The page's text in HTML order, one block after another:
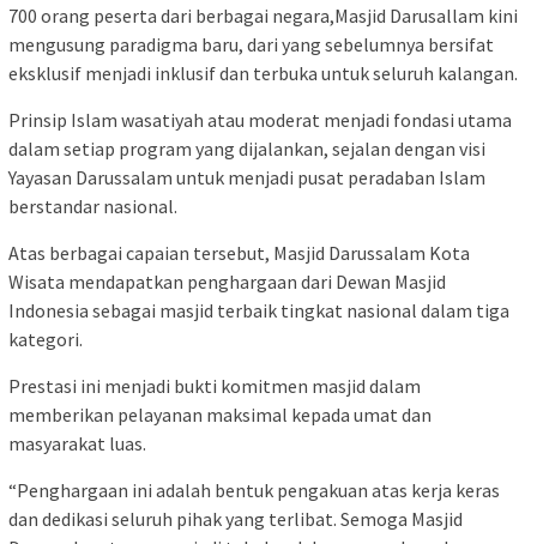
700 orang peserta dari berbagai negara,Masjid Darusallam kini
mengusung paradigma baru, dari yang sebelumnya bersifat
eksklusif menjadi inklusif dan terbuka untuk seluruh kalangan.
Prinsip Islam wasatiyah atau moderat menjadi fondasi utama
dalam setiap program yang dijalankan, sejalan dengan visi
Yayasan Darussalam untuk menjadi pusat peradaban Islam
berstandar nasional.
Atas berbagai capaian tersebut, Masjid Darussalam Kota
Wisata mendapatkan penghargaan dari Dewan Masjid
Indonesia sebagai masjid terbaik tingkat nasional dalam tiga
kategori.
Prestasi ini menjadi bukti komitmen masjid dalam
memberikan pelayanan maksimal kepada umat dan
masyarakat luas.
“Penghargaan ini adalah bentuk pengakuan atas kerja keras
dan dedikasi seluruh pihak yang terlibat. Semoga Masjid